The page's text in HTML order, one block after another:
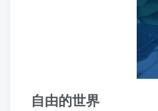
自由的世界